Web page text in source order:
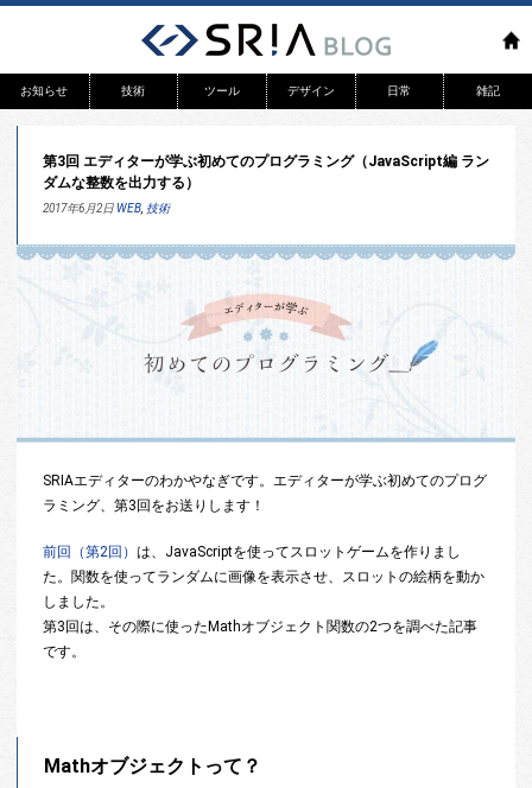
お知らせ 技術
システム開発
アプリ
ツール デザイン 日常 雑記
第3回 エディターが学ぶ初めてのプログラミング（JavaScript編 ラン
ダムな整数を出力する）
2017年6月2日 WEB 技術
SRIAエディターのわかやなぎです。エディターが学ぶ初めてのプログ
ラミング、第3回をお送りします！
前回（第2回）は、JavaScriptを使ってスロットゲームを作りまし
た。関数を使ってランダムに画像を表示させ、スロットの絵柄を動か
しました。
第3回は、その際に使ったMathオブジェクト関数の2つを調べた記事
です。
Mathオブジェクトって？